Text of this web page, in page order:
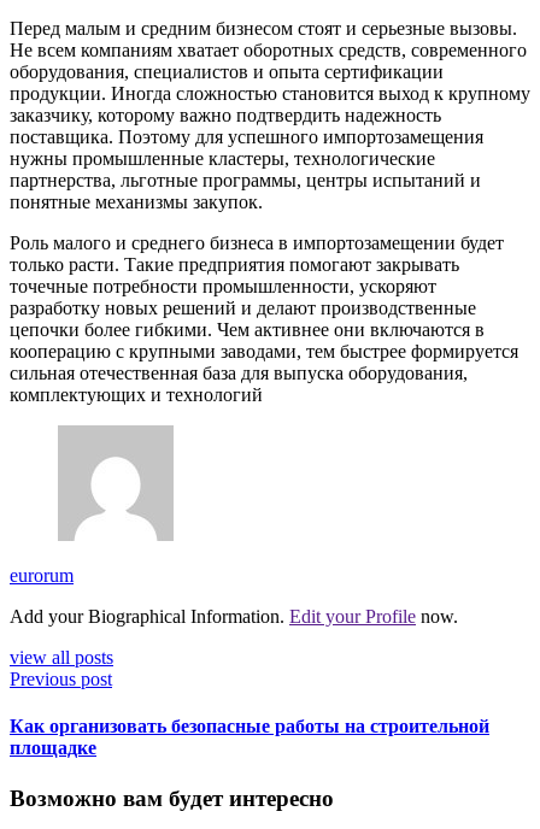
Перед малым и средним бизнесом стоят и серьезные вызовы.
Не всем компаниям хватает оборотных средств, современного
оборудования, специалистов и опыта сертификации
продукции. Иногда сложностью становится выход к крупному
заказчику, которому важно подтвердить надежность
поставщика. Поэтому для успешного импортозамещения
нужны промышленные кластеры, технологические
партнерства, льготные программы, центры испытаний и
понятные механизмы закупок.
Роль малого и среднего бизнеса в импортозамещении будет
только расти. Такие предприятия помогают закрывать
точечные потребности промышленности, ускоряют
разработку новых решений и делают производственные
цепочки более гибкими. Чем активнее они включаются в
кооперацию с крупными заводами, тем быстрее формируется
сильная отечественная база для выпуска оборудования,
комплектующих и технологий
eurorum
Add your Biographical Information. Edit your Profile now.
view all posts
Previous post
Как организовать безопасные работы на строительной
площадке
Возможно вам будет интересно